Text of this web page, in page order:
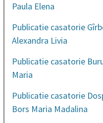
Paula Elena
Publicatie casatorie
Alexandra Livia
Publicatie casatorie
Maria
Publicatie casatorie
Bors Maria Madalina